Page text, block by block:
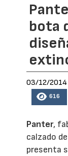
bota
03/12/2014
616
Panter,
calzado
presenta